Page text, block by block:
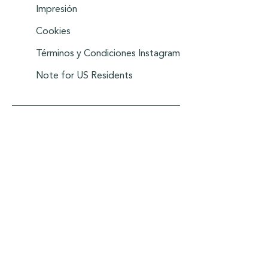
Impresión
Cookies
Términos y Condiciones Instagram
Note for US Residents